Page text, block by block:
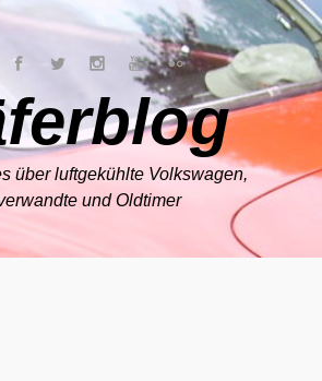
über luftgekühlte Volkswagen,
und Oldtimer